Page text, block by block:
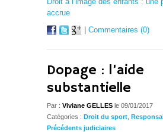
accrue
Commentaires (0)
Dopage : l’aide
substantielle
Par : Viviane GELLES le 09/01/2017
Catégories : Droit du sport
Précédents judiciaires